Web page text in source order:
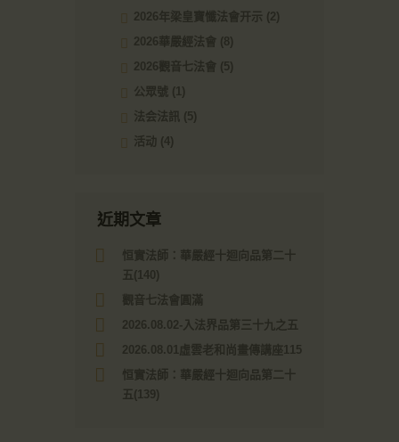
2026年梁皇寶懺法會开示 (2)
2026華嚴經法會 (8)
2026觀音七法會 (5)
公眾號 (1)
法会法訊 (5)
活动 (4)
近期文章
恒實法師：華嚴經十迴向品第二十
五(140)
觀音七法會圓滿
2026.08.02-入法界品第三十九之五
2026.08.01虛雲老和尚畫傳講座115
恒實法師：華嚴經十迴向品第二十
五(139)